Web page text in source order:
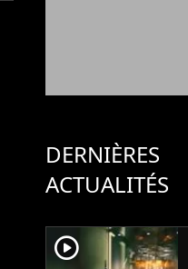
DERNIÈRES
ACTUALITÉS
player2